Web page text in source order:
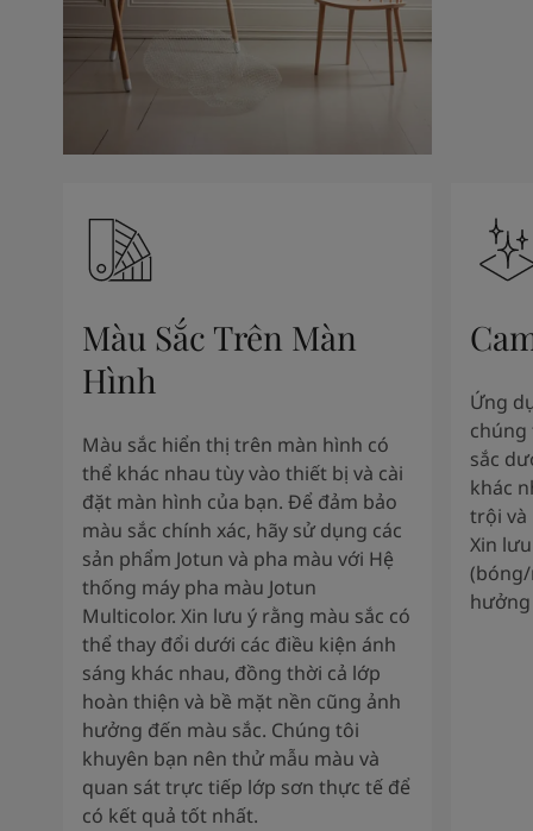
Màu Sắc Trên Màn
Hình
Màu sắc hiển thị trên màn hình có
thể khác nhau tùy vào thiết bị và cài
đặt màn hình của bạn. Để đảm bảo
màu sắc chính xác, hãy sử dụng các
sản phẩm Jotun và pha màu với Hệ
thống máy pha màu Jotun
Multicolor. Xin lưu ý rằng màu sắc có
thể thay đổi dưới các điều kiện ánh
sáng khác nhau, đồng thời cả lớp
hoàn thiện và bề mặt nền cũng ảnh
hưởng đến màu sắc. Chúng tôi
khuyên bạn nên thử mẫu màu và
quan sát trực tiếp lớp sơn thực tế để
có kết quả tốt nhất.
Ứng
chúng
sắc
khác
trội và
Xin
hưởng